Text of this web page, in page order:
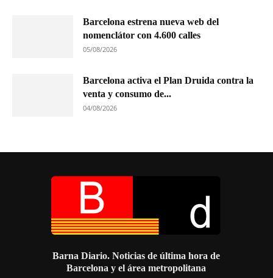
Barcelona estrena nueva web del
nomenclátor con 4.600 calles
05/08/2026
Barcelona activa el Plan Druida contra la
venta y consumo de...
04/08/2026
Barna Diario. Noticias de última hora de
Barcelona y el área metropolitana